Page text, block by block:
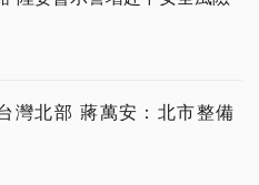
灣北部 蔣萬安：北市整備